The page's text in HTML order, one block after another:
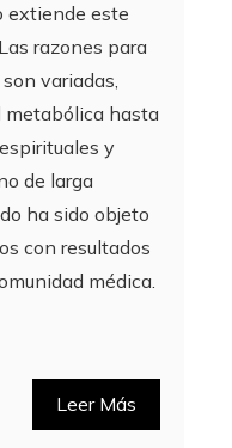
extiende este
razones para
variadas,
metabólica hasta
y
de larga
ha sido objeto
con resultados
médica.
Leer Más